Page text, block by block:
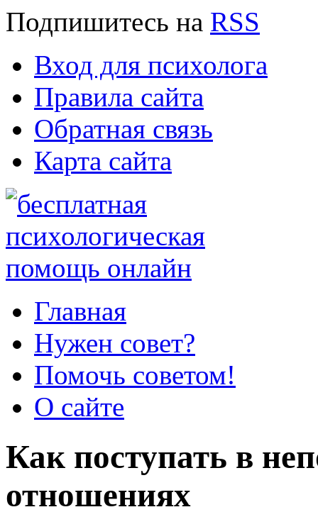
Подпишитесь на RSS
Вход для психолога
Правила сайта
Обратная связь
Карта сайта
Главная
Нужен совет?
Помочь советом!
О сайте
Как поступать в
отношениях